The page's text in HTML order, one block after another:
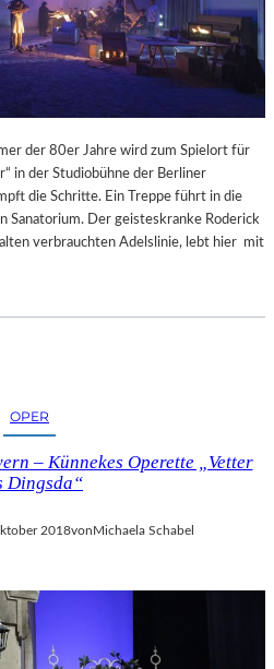
der 80er Jahre wird zum Spielort für
in der Studiobühne der Berliner
die Schritte. Ein Treppe führt in die
Sanatorium. Der geisteskranke Roderick
verbrauchten Adelslinie, lebt hier mit
OPER
– Künnekes Operette „Vetter
Dingsda“
2018von Michaela Schabel